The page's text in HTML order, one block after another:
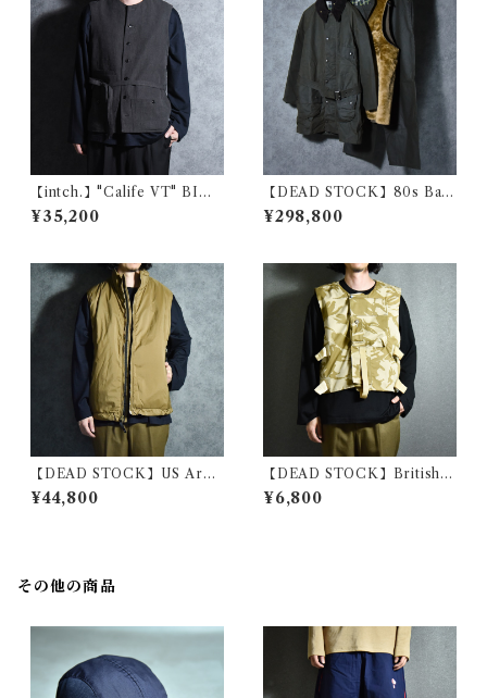
【intch.】"Calife VT" BINC
HOTAN Linen Cotton Rami
e Vest インチ "カリフブイテ
¥35,200
【DEAD STOCK】80s Bar
bour SOLWAY ZIPPER Full
Set バブアー ソルウェイジッ
¥298,800
【DEAD STOCK】US Arm
y PCU L7 HIGHLOFT PRI
MALOFT VEST BEYOND
¥44,800
【DEAD STOCK】British A
rmy Camouflage Tactical V
est イギリス軍 デザートカモ
¥6,800
その他の商品